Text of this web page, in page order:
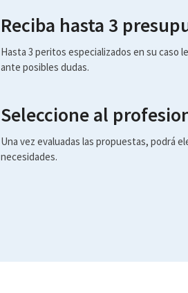
Reciba hasta 3
Hasta 3 peritos especializados en su caso
ante posibles dudas.
Seleccione al
Una vez evaluadas las propuestas, podrá
necesidades.